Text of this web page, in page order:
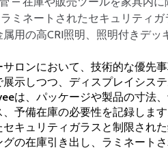
ミネートされたセキュリティ
用の高CRI照明、照明付きデ
ロンにおいて、技術的な優先
示しつつ、ディスプレイシス
は、パッケージや製品の寸法
、予備在庫の必要性を記録しま
セキュリティガラスと制限され
グの在庫引き出し、ラミネート